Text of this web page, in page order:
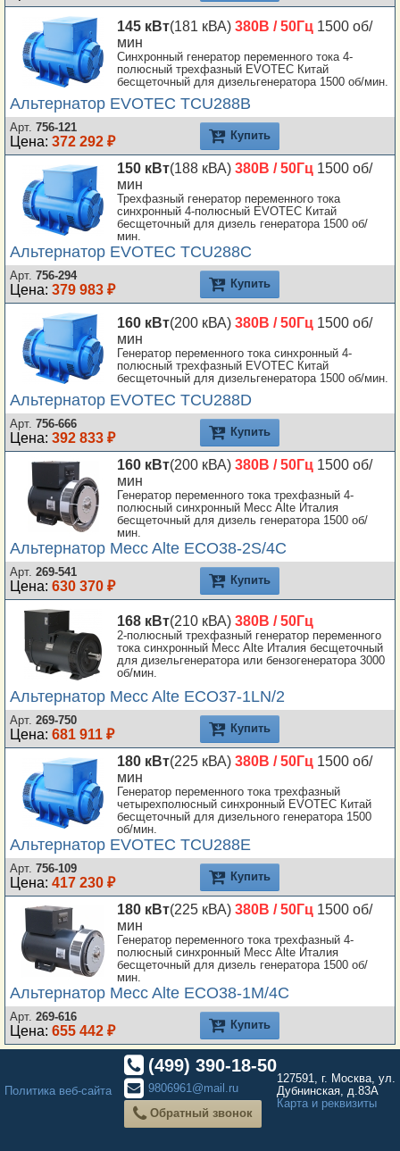
145 кВт(181 кВА) 380В / 50Гц 1500 об/
мин
Синхронный генератор переменного тока 4-
полюсный трехфазный EVOTEC Китай
бесщеточный для дизельгенератора 1500 об/мин.
Альтернатор EVOTEC TCU288B
Арт. 756-121
Цена: 372 292 ₽ Купить
150 кВт(188 кВА) 380В / 50Гц 1500 об/
мин
Трехфазный генератор переменного тока
синхронный 4-полюсный EVOTEC Китай
бесщеточный для дизель генератора 1500 об/
мин.
Альтернатор EVOTEC TCU288C
Арт. 756-294
Цена: 379 983 ₽ Купить
160 кВт(200 кВА) 380В / 50Гц 1500 об/
мин
Генератор переменного тока синхронный 4-
полюсный трехфазный EVOTEC Китай
бесщеточный для дизельгенератора 1500 об/мин.
Альтернатор EVOTEC TCU288D
Арт. 756-666
Цена: 392 833 ₽ Купить
160 кВт(200 кВА) 380В / 50Гц 1500 об/
мин
Генератор переменного тока трехфазный 4-
полюсный синхронный Mecc Alte Италия
бесщеточный для дизель генератора 1500 об/
мин.
Альтернатор Mecc Alte ECO38-2S/4C
Арт. 269-541
Цена: 630 370 ₽ Купить
168 кВт(210 кВА) 380В / 50Гц
2-полюсный трехфазный генератор переменного
тока синхронный Mecc Alte Италия бесщеточный
для дизельгенератора или бензогенератора 3000
об/мин.
Альтернатор Mecc Alte ECO37-1LN/2
Арт. 269-750
Цена: 681 911 ₽ Купить
180 кВт(225 кВА) 380В / 50Гц 1500 об/
мин
Генератор переменного тока трехфазный
четырехполюсный синхронный EVOTEC Китай
бесщеточный для дизельного генератора 1500
об/мин.
Альтернатор EVOTEC TCU288E
Арт. 756-109
Цена: 417 230 ₽ Купить
180 кВт(225 кВА) 380В / 50Гц 1500 об/
мин
Генератор переменного тока трехфазный 4-
полюсный синхронный Mecc Alte Италия
бесщеточный для дизель генератора 1500 об/
мин.
Альтернатор Mecc Alte ECO38-1M/4C
Арт. 269-616
Цена: 655 442 ₽ Купить
Политика веб-сайта
(499) 390-18-50
9806961@mail.ru
Обратный звонок
127591, г. Москва, ул.
Дубнинская, д.83А
Карта и реквизиты